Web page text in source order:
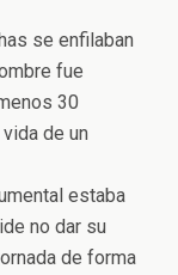
se enfilaban
fue
30
de un
estaba
no dar su
de forma